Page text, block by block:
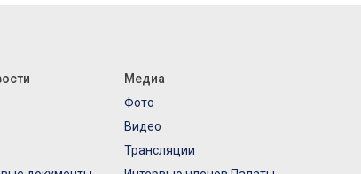
Медиа
Фото
Видео
Трансляции